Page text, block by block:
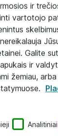
verslui
ir
vartotojo
Galite
ir
žemiau,
Analitiniai